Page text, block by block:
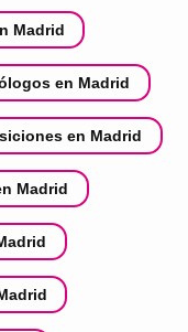
Madrid
en Madrid
en Madrid
Madrid